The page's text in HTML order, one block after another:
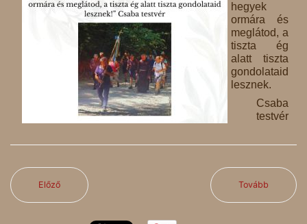
hegyek
ormára és
meglátod, a
tiszta ég
alatt tiszta
gondolataid
lesznek.
Csaba
testvér
Előző Tovább